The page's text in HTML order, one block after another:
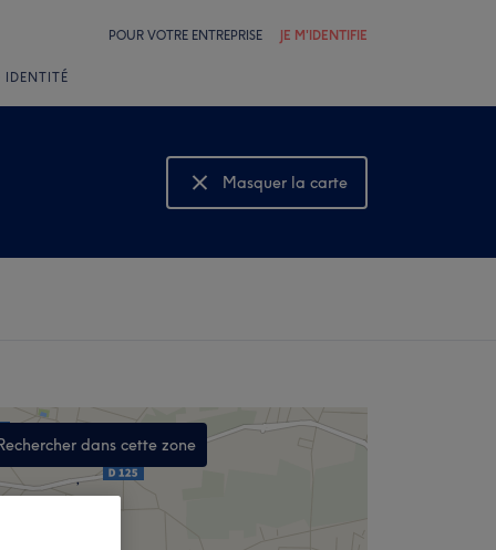
POUR VOTRE ENTREPRISE JE M'IDENTIFIE
IDENTITÉ
Masquer la carte
Montrer la carte
dans cette zone
,